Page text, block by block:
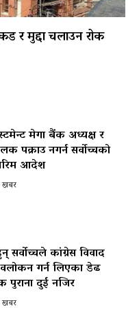
र मुद्दा चलाउन रोक
मेगा बैंक अध्यक्ष र
पक्राउ नगर्न सर्वोच्चको
आदेश
सर्वोच्चले कांग्रेस विवाद
गर्न लिएका डेढ
दुई नजिर